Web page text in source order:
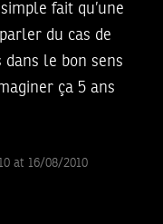
fait qu’une
du cas de
le bon sens
ça 5 ans
at 16/08/2010